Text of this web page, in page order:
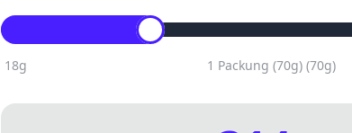
18g 1 Packung (70g)(70g)